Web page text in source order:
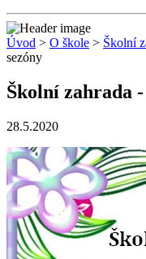
Úvod > O škole > Školní
sezóny
Školní zahrada
28.5.2020